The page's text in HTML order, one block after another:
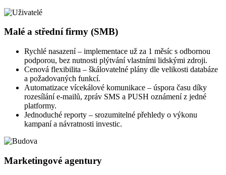
Malé a střední firmy (SMB)
Rychlé nasazení – implementace už za 1 měsíc s odbornou
podporou, bez nutnosti plýtvání vlastními lidskými zdroji.
Cenová flexibilita – škálovatelné plány dle velikosti databáze
a požadovaných funkcí.
Automatizace vícekálové komunikace – úspora času díky
rozesílání e-mailů, zpráv SMS a PUSH oznámení z jedné
platformy.
Jednoduché reporty – srozumitelné přehledy o výkonu
kampaní a návratnosti investic.
Marketingové agentury